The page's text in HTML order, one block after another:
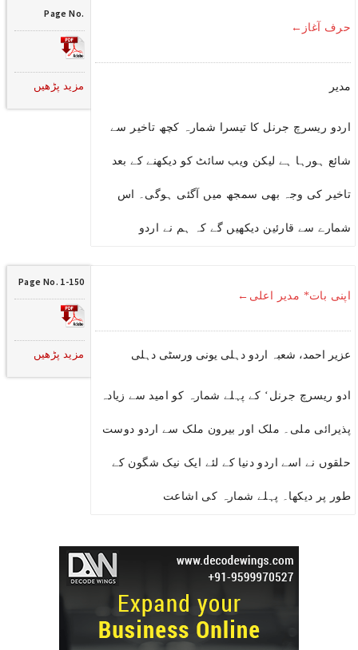
حرف آغاز←
مدیر
اردو ریسرچ جرنل کا تیسرا شمارہ کچھ تاخیر سے
شائع ہورہا ہے لیکن ویب سائٹ کو دیکھنے کے بعد
تاخیر کی وجہ بھی سمجھ میں آگئی ہوگی۔ اس
شمارے سے قارئین دیکھیں گے کہ ہم نے اردو
Page No.
مزید پڑھیں
اپنی بات* مدیر اعلی←
عزیر احمد، شعبہ اردو دہلی یونی ورسٹی دہلی
ادو ریسرچ جرنل‘ کے پہلے شمارہ کو امید سے زیادہ
پذیرائی ملی۔ ملک اور بیرون ملک سے اردو دوست
حلقوں نے اسے اردو دنیا کے لئے ایک نیک شگون کے
طور پر دیکھا۔ پہلے شمارہ کی اشاعت
Page No. 1-150
مزید پڑھیں